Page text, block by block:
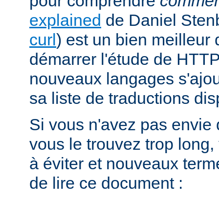
explained de Daniel
curl) est un bien meilleur
démarrer l'étude de
nouveaux langages
sa liste de traductions
Si vous n'avez pas envie
vous le trouvez trop
à éviter et nouveaux
de lire ce document :